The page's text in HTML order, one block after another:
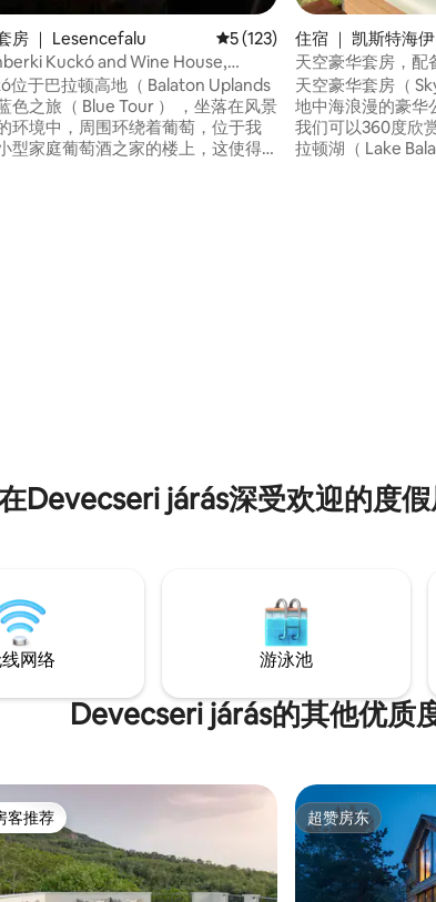
分 5 分），共 61 条评价
房 ｜ Lesencefalu 平均评分 5 分（满分 5 分），
5 (123)
Kuckó and Wine House,
Uplands
位于巴拉顿高地（ Balaton Uplands
色之旅（ Blue Tour ） ，坐落在风景
环境中，周围环绕着葡萄，位于我
型家庭葡萄酒之家的楼上，这使得
住宿 ｜ 凯斯特海伊
天空豪华套房，配
天空豪华套房（
地中海浪漫的豪华
我们可以360度欣
拉顿湖（ Lake
Devecseri járás深受欢迎的度
网络 游泳池
Devecseri járás的其他优质
「房客推荐」
客推荐 超赞房东
超赞房东